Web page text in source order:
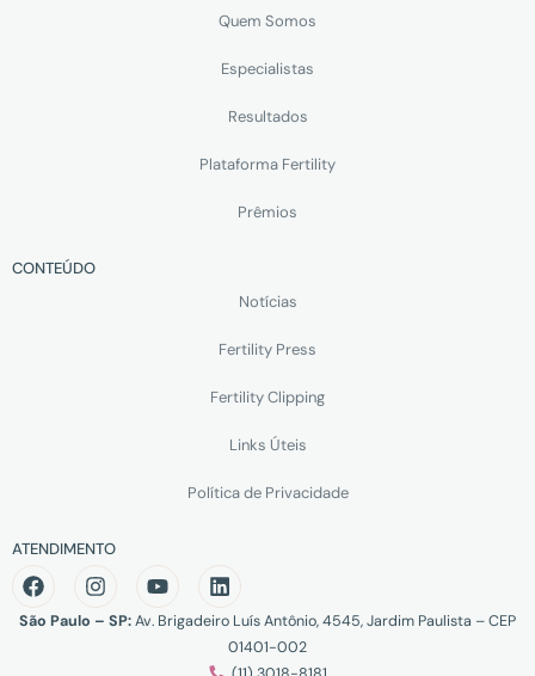
Quem Somos
Especialistas
Resultados
Plataforma Fertility
Prêmios
CONTEÚDO
Notícias
Fertility Press
Fertility Clipping
Links Úteis
Política de Privacidade
ATENDIMENTO
São Paulo – SP:Av. Brigadeiro Luís Antônio, 4545, Jardim Paulista – CEP
01401-002